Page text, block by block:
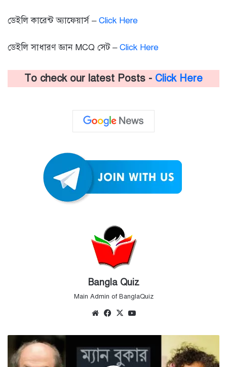
ডেইলি কারেন্ট অ্যাফেয়ার্স –Click Here
ডেইলি সাধারণ জ্ঞান MCQ সেট –Click Here
To check our latest Posts - Click Here
Bangla Quiz
Main Admin of BanglaQuiz
WebsiteFacebook
X
বুকার
পুরস্কার